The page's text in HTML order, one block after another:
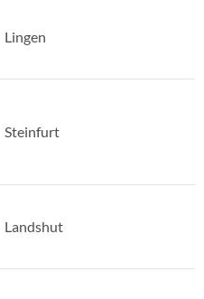
Lingen
Steinfurt
Landshut